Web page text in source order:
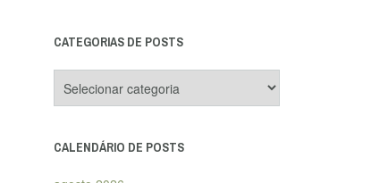
CATEGORIAS DE POSTS
de
CALENDÁRIO DE POSTS